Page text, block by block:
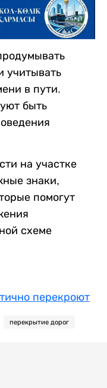
учитывать
в пути.
быть
на участке
знаки,
помогут
схеме
перекроют
перекрытие дорог